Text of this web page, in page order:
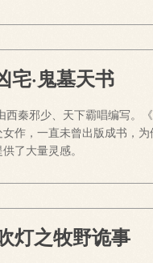
宅·鬼墓天书
西秦邪少、天下霸唱编写。
作，一直未曾出版成书，为
了大量灵感。
灯之牧野诡事